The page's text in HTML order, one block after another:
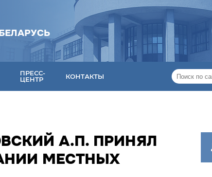
ПРЕСС-
ЦЕНТР
КОНТАКТЫ
А.П. ПРИНЯЛ
МЕСТНЫХ